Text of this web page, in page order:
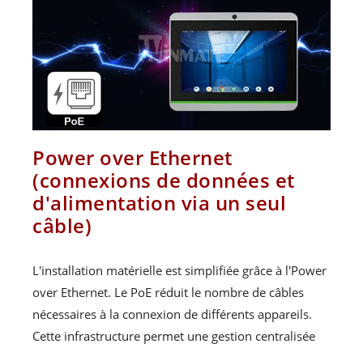
Power over Ethernet
(connexions de données et
d'alimentation via un seul
câble)
L'installation matérielle est simplifiée grâce à l'Power
over Ethernet. Le PoE réduit le nombre de câbles
nécessaires à la connexion de différents appareils.
Cette infrastructure permet une gestion centralisée